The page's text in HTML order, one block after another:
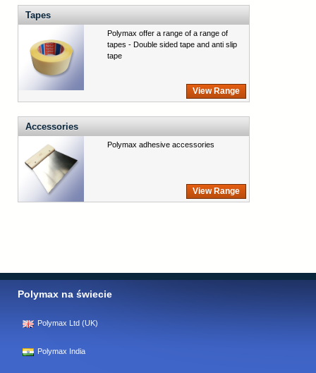
Tapes
Polymax offer a range of a range of
tapes - Double sided tape and anti slip
tape
View Range
Accessories
Polymax adhesive accessories
View Range
Polymax na świecie
Polymax Ltd (UK)
Polymax India